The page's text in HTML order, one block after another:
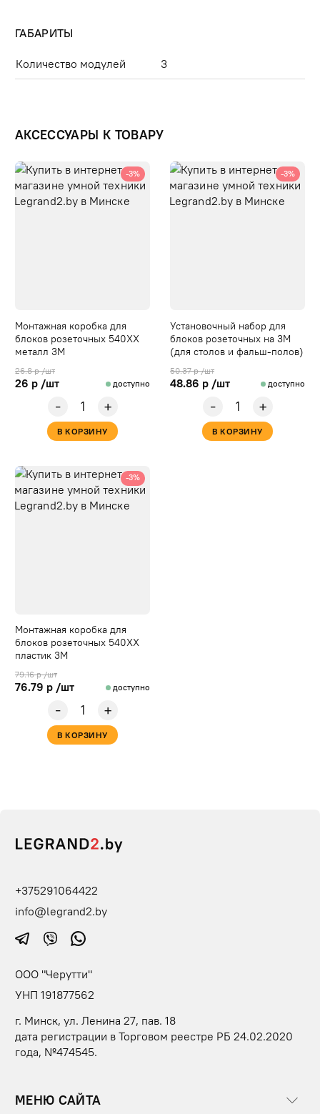
ГАБАРИТЫ
Количество модулей 3
АКСЕССУАРЫ К ТОВАРУ
-3%
Монтажная коробка для
блоков розеточных 540ХХ
металл 3М
26.8 р /шт
26 р /шт доступно
- +
В КОРЗИНУ
-3%
Установочный набор для
блоков розеточных на 3М
(для столов и фальш-полов)
50.37 р /шт
48.86 р /шт доступно
- +
В КОРЗИНУ
-3%
Монтажная коробка для
блоков розеточных 540ХХ
пластик 3М
79.16 р /шт
76.79 р /шт доступно
- +
В КОРЗИНУ
+375291064422
info@legrand2.by
ООО "Черутти"
УНП 191877562
г. Минск, ул. Ленина 27, пав. 18
дата регистрации в Торговом реестре РБ 24.02.2020
года, №474545.
МЕНЮ САЙТА